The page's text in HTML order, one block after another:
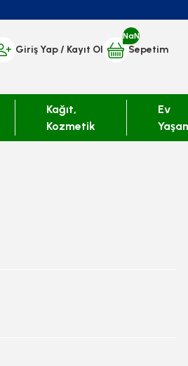
Giriş Yap/ Kayıt Ol
NaN
Sepetim
Kağıt,
Kozmetik
Ev